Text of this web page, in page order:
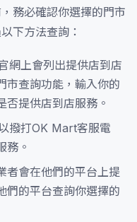
務必確認你選擇的門市
下方法查詢：
網上會列出提供店到店
市查詢功能，輸入你的
否提供店到店服務。
撥打OK Mart客服電
務。
者會在他們的平台上提
們的平台查詢你選擇的